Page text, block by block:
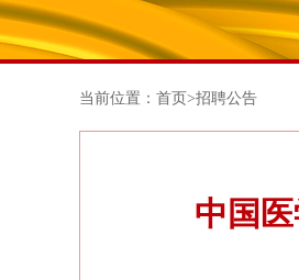
当前位置： 首页 >招聘公告
中国